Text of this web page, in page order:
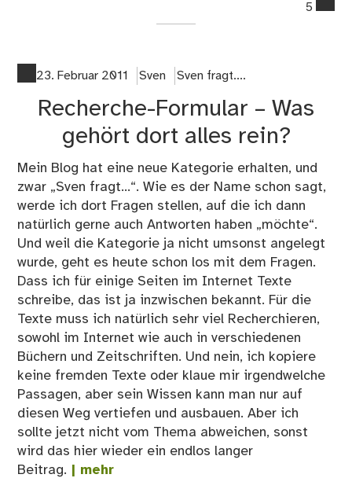
5
23. Februar 2011 Sven Sven fragt....
Recherche-Formular – Was
gehört dort alles rein?
Mein Blog hat eine neue Kategorie erhalten, und
zwar „Sven fragt...“. Wie es der Name schon sagt,
werde ich dort Fragen stellen, auf die ich dann
natürlich gerne auch Antworten haben „möchte“.
Und weil die Kategorie ja nicht umsonst angelegt
wurde, geht es heute schon los mit dem Fragen.
Dass ich für einige Seiten im Internet Texte
schreibe, das ist ja inzwischen bekannt. Für die
Texte muss ich natürlich sehr viel Recherchieren,
sowohl im Internet wie auch in verschiedenen
Büchern und Zeitschriften. Und nein, ich kopiere
keine fremden Texte oder klaue mir irgendwelche
Passagen, aber sein Wissen kann man nur auf
diesen Weg vertiefen und ausbauen. Aber ich
sollte jetzt nicht vom Thema abweichen, sonst
wird das hier wieder ein endlos langer
Beitrag. | mehr